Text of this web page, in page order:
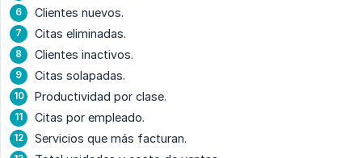
Clientes nuevos.
Citas eliminadas.
Clientes inactivos.
Citas solapadas.
Productividad por clase.
Citas por empleado.
Servicios que más facturan.